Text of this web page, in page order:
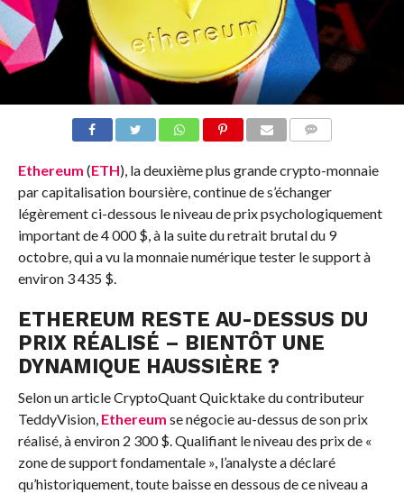
Ethereum (ETH), la deuxième plus grande crypto-monnaie
par capitalisation boursière, continue de s’échanger
légèrementci-dessous le niveau de prix psychologiquement
important de 4 000 $, à la suite du retrait brutal du 9
octobre, qui a vu la monnaie numérique tester le support à
environ 3 435 $.
ETHEREUM RESTE AU-DESSUS DU
PRIX RÉALISÉ – BIENTÔT UNE
DYNAMIQUE HAUSSIÈRE ?
Selon un article CryptoQuant Quicktake du contributeur
TeddyVision, Ethereum se négocie au-dessus de son prix
réalisé, à environ 2 300 $. Qualifiant le niveau des prix de «
zone de support fondamentale », l’analyste a déclaré
qu’historiquement, toute baisse en dessous de ce niveau a